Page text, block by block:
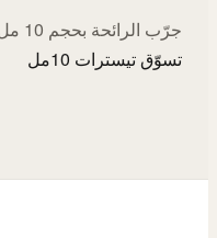
جرّب الرائحة بحجم 10 مل قبل الانتقال إلى اختيار أكبر.
تسوّق تيسترات 10مل